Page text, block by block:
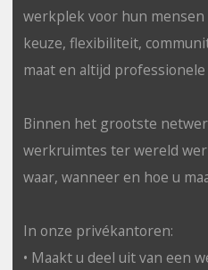
werkplek voor hun mensen
keuze, flexibiliteit,
maat en altijd
Binnen het grootste
werkruimtes ter wereld
waar, wanneer en hoe u
In onze privékantoren:
• Maakt u deel uit van een